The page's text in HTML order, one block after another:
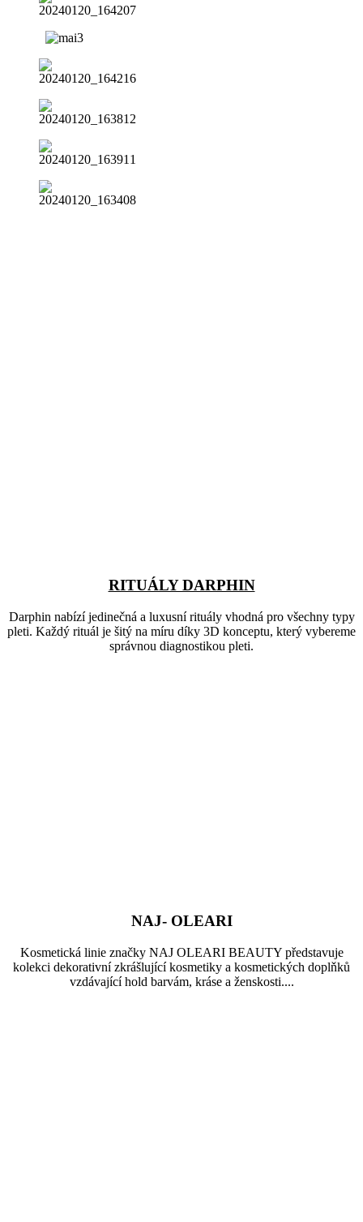
RITUÁLY DARPHIN
Darphin nabízí jedinečná a luxusní rituály vhodná pro všechny typy
pleti. Každý rituál je šitý na míru díky 3D konceptu, který vybereme
správnou diagnostikou pleti.
NAJ- OLEARI
Kosmetická linie značky NAJ OLEARI BEAUTY představuje
kolekci dekorativní zkrášlující kosmetiky a kosmetických doplňků
vzdávající hold barvám, kráse a ženskosti....